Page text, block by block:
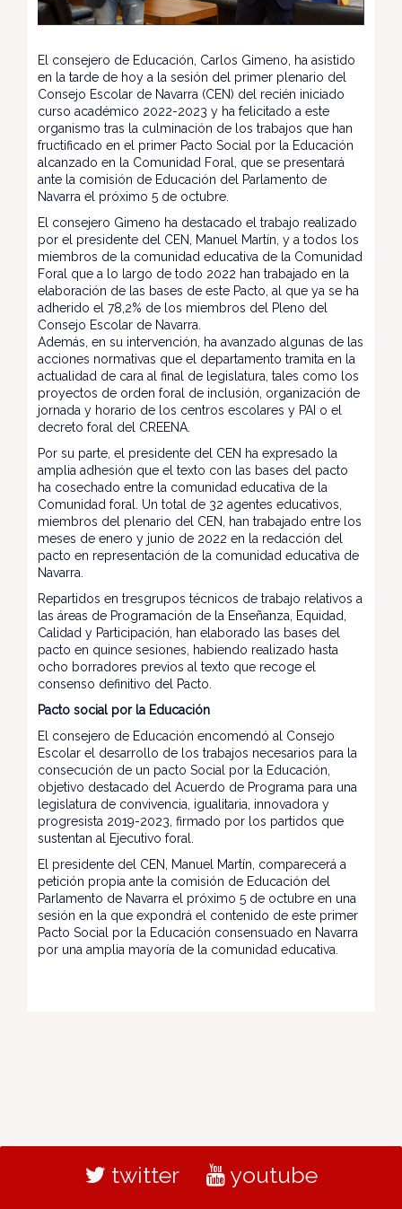
El consejero de Educación, Carlos Gimeno, ha asistido
en la tarde de hoy a la sesión del primer plenario del
Consejo Escolar de Navarra (CEN) del recién iniciado
curso académico 2022-2023 y ha felicitado a este
organismo tras la culminación de los trabajos que han
fructificado en el primer Pacto Social por la Educación
alcanzado en la Comunidad Foral, que se presentará
ante la comisión de Educación del Parlamento de
Navarra el próximo 5 de octubre.
El consejero Gimeno ha destacado el trabajo realizado
por el presidente del CEN, Manuel Martín, y a todos los
miembros de la comunidad educativa de la Comunidad
Foral que a lo largo de todo 2022 han trabajado en la
elaboración de las bases de este Pacto, al que ya se ha
adherido el 78,2% de los miembros del Pleno del
Consejo Escolar de Navarra.
Además, en su intervención, ha avanzado algunas de las
acciones normativas que el departamento tramita en la
actualidad de cara al final de legislatura, tales como los
proyectos de orden foral de inclusión, organización de
jornada y horario de los centros escolares y PAI o el
decreto foral del CREENA.
Por su parte, el presidente del CEN ha expresado la
amplia adhesión que el texto con las bases del pacto
ha cosechado entre la comunidad educativa de la
Comunidad foral. Un total de 32 agentes educativos,
miembros del plenario del CEN, han trabajado entre los
meses de enero y junio de 2022 en la redacción del
pacto en representación de la comunidad educativa de
Navarra.
Repartidos en tresgrupos técnicos de trabajo relativos a
las áreas de Programación de la Enseñanza, Equidad,
Calidad y Participación, han elaborado las bases del
pacto en quince sesiones, habiendo realizado hasta
ocho borradores previos al texto que recoge el
consenso definitivo del Pacto.
Pacto social por la Educación
El consejero de Educación encomendó al Consejo
Escolar el desarrollo de los trabajos necesarios para la
consecución de un pacto Social por la Educación,
objetivo destacado del Acuerdo de Programa para una
legislatura de convivencia, igualitaria, innovadora y
progresista 2019-2023, firmado por los partidos que
sustentan al Ejecutivo foral.
El presidente del CEN, Manuel Martín, comparecerá a
petición propia ante la comisión de Educación del
Parlamento de Navarra el próximo 5 de octubre en una
sesión en la que expondrá el contenido de este primer
Pacto Social por la Educación consensuado en Navarra
por una amplia mayoría de la comunidad educativa.
twitter youtube